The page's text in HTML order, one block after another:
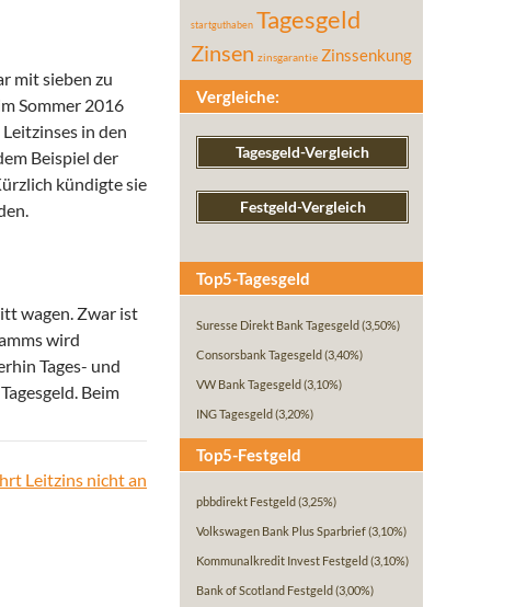
mit sieben zu
Sommer 2016
in den
Beispiel der
kündigte sie
wagen. Zwar ist
wird
Tages- und
Beim
Leitzins nicht an
startguthaben Tagesgeld
Zinsen zinsgarantie Zinssenkung
Vergleiche:
Tagesgeld-Vergleich
Festgeld-Vergleich
Top5-Tagesgeld
Suresse Direkt Bank Tagesgeld (3,50%)
Consorsbank Tagesgeld (3,40%)
VW Bank Tagesgeld (3,10%)
ING Tagesgeld (3,20%)
Top5-Festgeld
pbbdirekt Festgeld (3,25%)
Volkswagen Bank Plus Sparbrief(3,10%)
Kommunalkredit Invest Festgeld (3,10%)
Bank of Scotland Festgeld (3,00%)